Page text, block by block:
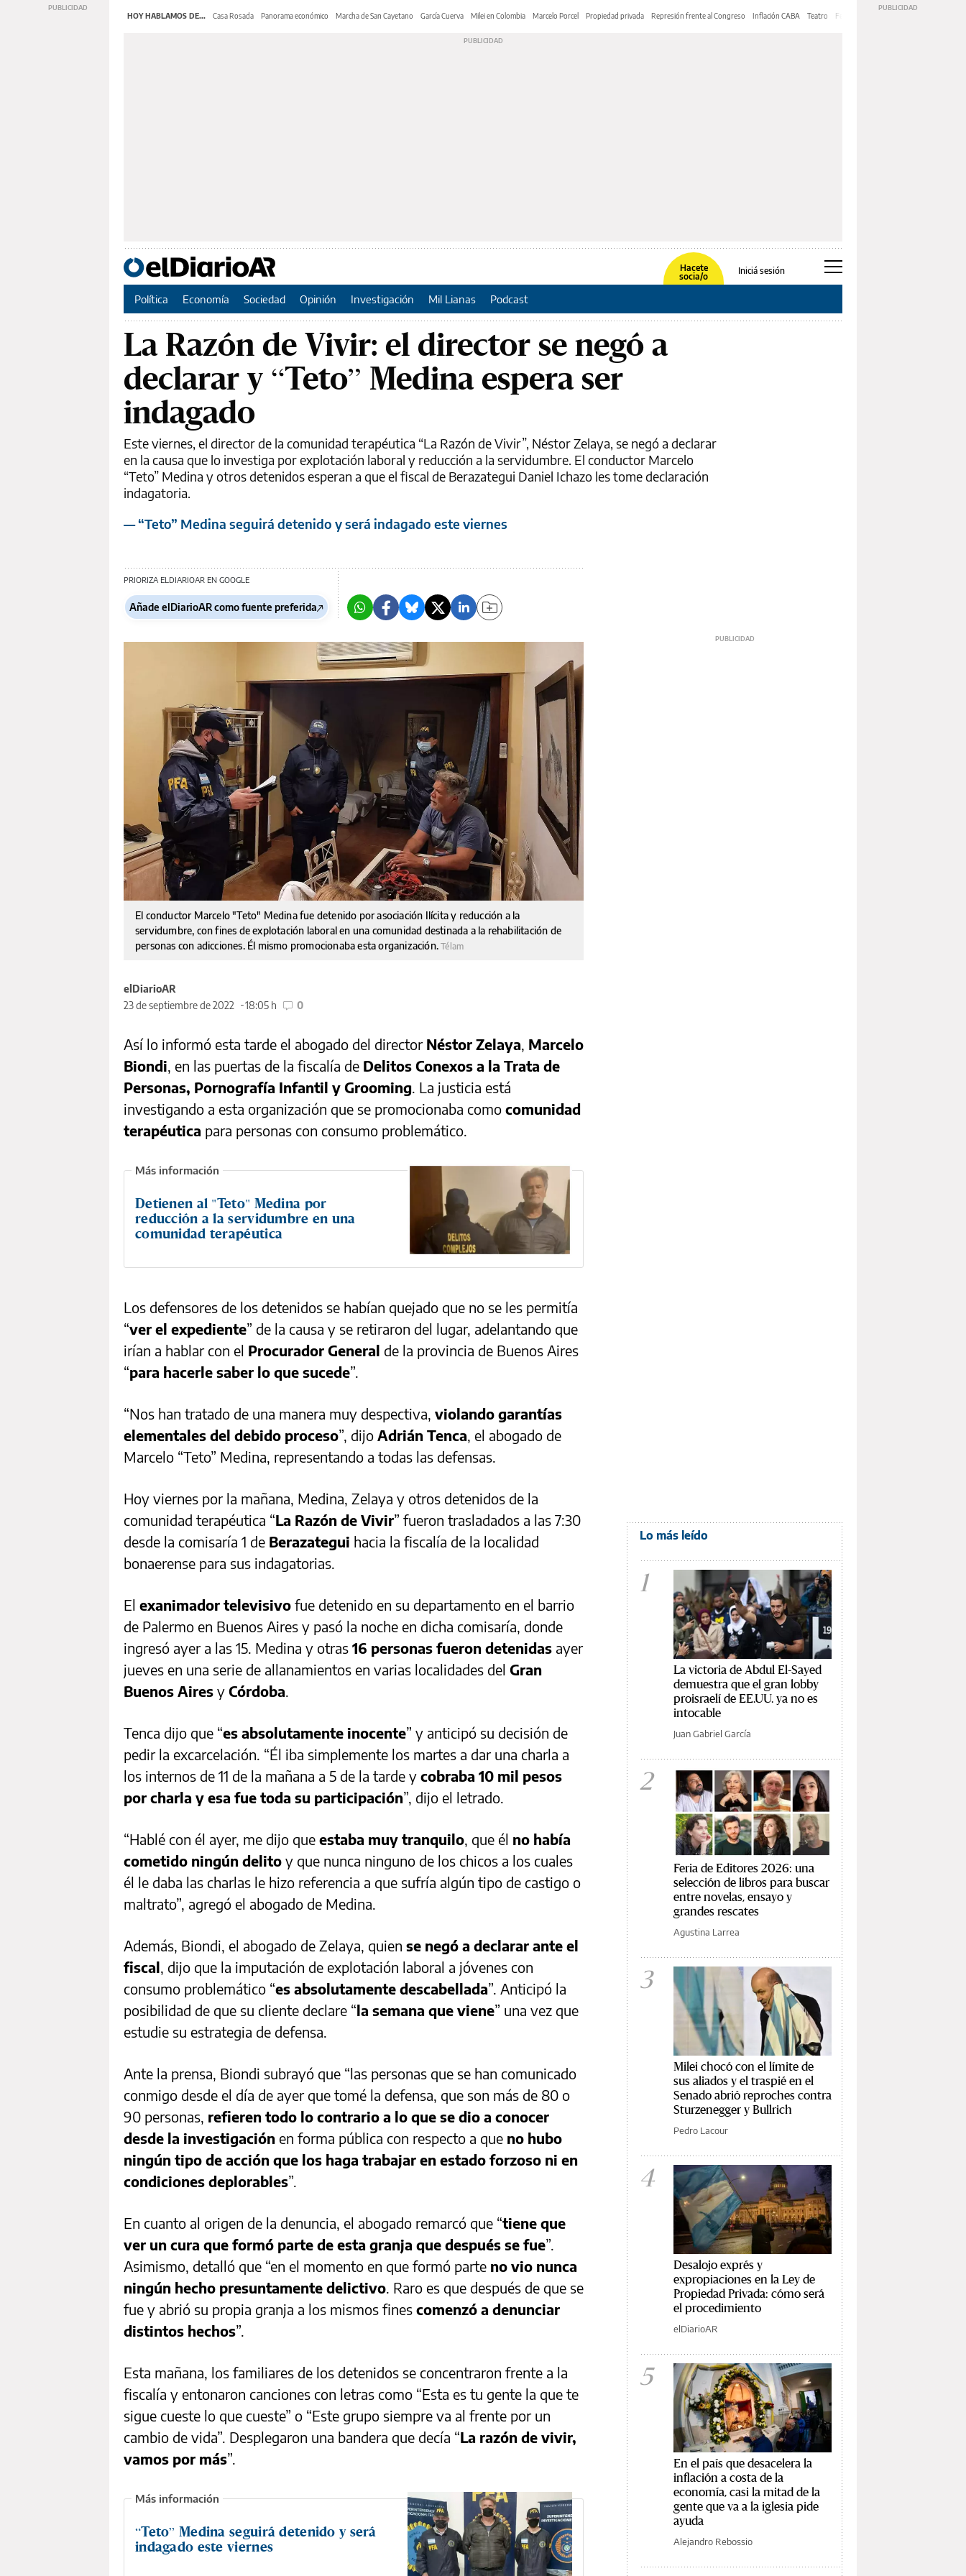
HOY HABLAMOS DE... Casa Rosada Panorama económico Marcha de San Cayetano García Cuerva Milei en Colombia Marcelo Porcel Propiedad privada Represión frente al Congreso Inflación CABA Teatro Feria de Editores
Hacete
socia/o
Iniciá sesión
Política Economía Sociedad Opinión Investigación Mil Lianas Podcast
La Razón de Vivir: el director se negó a
declarar y “Teto” Medina espera ser
indagado
Este viernes, el director de la comunidad terapéutica “La Razón de Vivir”, Néstor Zelaya, se negó a declarar
en la causa que lo investiga por explotación laboral y reducción a la servidumbre. El conductor Marcelo
“Teto” Medina y otros detenidos esperan a que el fiscal de Berazategui Daniel Ichazo les tome declaración
indagatoria.
— “Teto” Medina seguirá detenido y será indagado este viernes
PRIORIZA ELDIARIOAR EN GOOGLE
Añade elDiarioAR como fuente preferida
El conductor Marcelo "Teto" Medina fue detenido por asociación Ilícita y reducción a la
servidumbre, con fines de explotación laboral en una comunidad destinada a la rehabilitación de
personas con adicciones. Él mismo promocionaba esta organización.Télam
elDiarioAR
23 de septiembre de 2022
18:05 h 0
Así lo informó esta tarde el abogado del director Néstor Zelaya, Marcelo
Biondi, en las puertas de la fiscalía de Delitos Conexos a la Trata de
Personas, Pornografía Infantil y Grooming. La justicia está
investigando a esta organización que se promocionaba como comunidad
terapéutica para personas con consumo problemático.
Detienen al "Teto" Medina por
reducción a la servidumbre en una
comunidad terapéutica
Los defensores de los detenidos se habían quejado que no se les permitía
“ver el expediente” de la causa y se retiraron del lugar, adelantando que
irían a hablar con el Procurador General de la provincia de Buenos Aires
“para hacerle saber lo que sucede”.
“Nos han tratado de una manera muy despectiva, violando garantías
elementales del debido proceso”, dijo Adrián Tenca, el abogado de
Marcelo “Teto” Medina, representando a todas las defensas.
Hoy viernes por la mañana, Medina, Zelaya y otros detenidos de la
comunidad terapéutica “La Razón de Vivir” fueron trasladados a las 7:30
desde la comisaría 1 de Berazategui hacia la fiscalía de la localidad
bonaerense para sus indagatorias.
El exanimador televisivo fue detenido en su departamento en el barrio
de Palermo en Buenos Aires y pasó la noche en dicha comisaría, donde
ingresó ayer a las 15. Medina y otras 16 personas fueron detenidas ayer
jueves en una serie de allanamientos en varias localidades del Gran
Buenos Aires y Córdoba.
Tenca dijo que “es absolutamente inocente” y anticipó su decisión de
pedir la excarcelación. “Él iba simplemente los martes a dar una charla a
los internos de 11 de la mañana a 5 de la tarde y cobraba 10 mil pesos
por charla y esa fue toda su participación”, dijo el letrado.
“Hablé con él ayer, me dijo que estaba muy tranquilo, que él no había
cometido ningún delito y que nunca ninguno de los chicos a los cuales
él le daba las charlas le hizo referencia a que sufría algún tipo de castigo o
maltrato”, agregó el abogado de Medina.
Además, Biondi, el abogado de Zelaya, quien se negó a declarar ante el
fiscal, dijo que la imputación de explotación laboral a jóvenes con
consumo problemático “es absolutamente descabellada”. Anticipó la
posibilidad de que su cliente declare “la semana que viene” una vez que
estudie su estrategia de defensa.
Ante la prensa, Biondi subrayó que “las personas que se han comunicado
conmigo desde el día de ayer que tomé la defensa, que son más de 80 o
90 personas, refieren todo lo contrario a lo que se dio a conocer
desde la investigación en forma pública con respecto a que no hubo
ningún tipo de acción que los haga trabajar en estado forzoso ni en
condiciones deplorables”.
En cuanto al origen de la denuncia, el abogado remarcó que “tiene que
ver un cura que formó parte de esta granja que después se fue”.
Asimismo, detalló que “en el momento en que formó parte no vio nunca
ningún hecho presuntamente delictivo. Raro es que después de que se
fue y abrió su propia granja a los mismos fines comenzó a denunciar
distintos hechos”.
Esta mañana, los familiares de los detenidos se concentraron frente a la
fiscalía y entonaron canciones con letras como “Esta es tu gente la que te
sigue cueste lo que cueste” o “Este grupo siempre va al frente por un
cambio de vida”. Desplegaron una bandera que decía “La razón de vivir,
vamos por más”.
“Teto” Medina seguirá detenido y será
indagado este viernes
Lo más leído
1
La victoria de Abdul El-Sayed
demuestra que el gran lobby
proisraelí de EE.UU. ya no es
intocable
Juan Gabriel García
2
Feria de Editores 2026: una
selección de libros para buscar
entre novelas, ensayo y
grandes rescates
Agustina Larrea
3
Milei chocó con el límite de
sus aliados y el traspié en el
Senado abrió reproches contra
Sturzenegger y Bullrich
Pedro Lacour
4
Desalojo exprés y
expropiaciones en la Ley de
Propiedad Privada: cómo será
el procedimiento
elDiarioAR
5
En el país que desacelera la
inflación a costa de la
economía, casi la mitad de la
gente que va a la iglesia pide
ayuda
Alejandro Rebossio